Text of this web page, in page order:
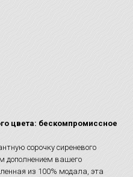
цвета: бескомпромиссное
сорочку сиреневого
дополнением вашего
из 100% модала, эта